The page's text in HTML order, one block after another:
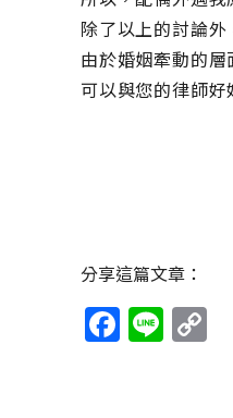
除了以上的討論外
由於婚姻牽動的層
可以與您的律師好
分享這篇文章：
Line